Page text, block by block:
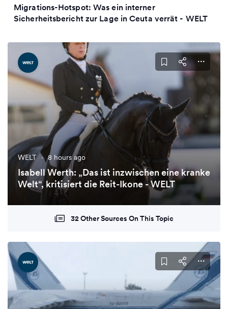
Migrations-Hotspot: Was ein interner
Sicherheitsbericht zur Lage in Ceuta verrät - WELT
WELT · 8 hours ago
Isabell Werth: „Das ist inzwischen eine kranke
Welt“, kritisiert die Reit-Ikone - WELT
32 Other Sources On This Topic